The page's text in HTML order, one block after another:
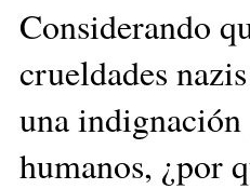
Considerando
crueldades
una
humanos, ¿por